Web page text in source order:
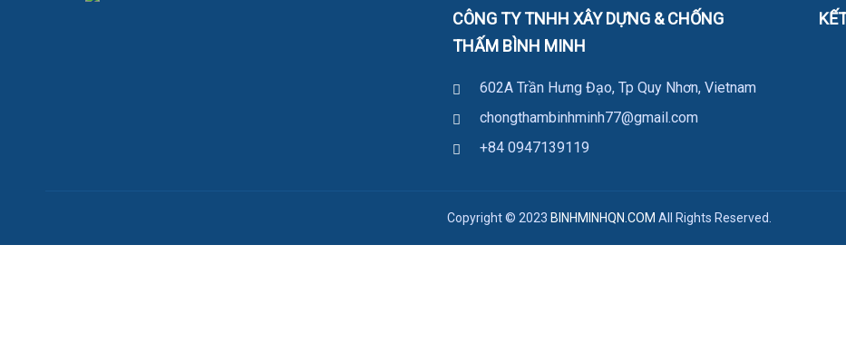
CÔNG TY TNHH XÂY DỰNG & CHỐNG
THẤM BÌNH MINH
602A Trần Hưng Đạo, Tp Quy Nhơn, Vietnam
chongthambinhminh77@gmail.com
+84 0947139119
Copyright © 2023 BINHMINHQN.COM All Rights Reserved.